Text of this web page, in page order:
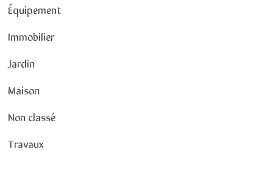
Équipement
Immobilier
Jardin
Maison
Non classé
Travaux